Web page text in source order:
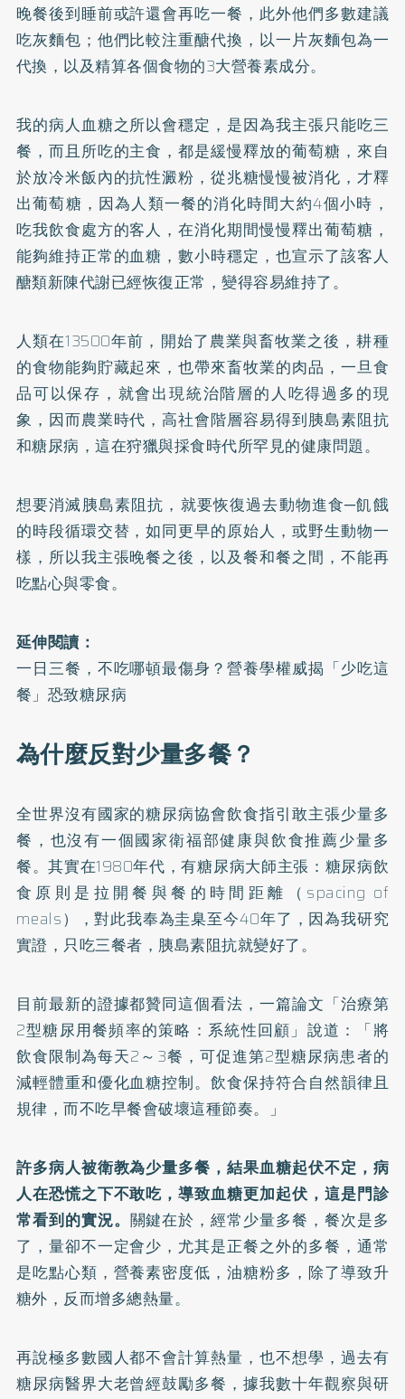
晚餐後到睡前或許還會再吃一餐，此外他們多數建議
吃灰麵包；他們比較注重醣代換，以一片灰麵包為一
代換，以及精算各個食物的3大營養素成分。
我的病人血糖之所以會穩定，是因為我主張只能吃三
餐，而且所吃的主食，都是緩慢釋放的葡萄糖，來自
於放冷米飯內的抗性澱粉，從兆糖慢慢被消化，才釋
出葡萄糖，因為人類一餐的消化時間大約4個小時，
吃我飲食處方的客人，在消化期間慢慢釋出葡萄糖，
能夠維持正常的血糖，數小時穩定，也宣示了該客人
醣類新陳代謝已經恢復正常，變得容易維持了。
人類在13500年前，開始了農業與畜牧業之後，耕種
的食物能夠貯藏起來，也帶來畜牧業的肉品，一旦食
品可以保存，就會出現統治階層的人吃得過多的現
象，因而農業時代，高社會階層容易得到胰島素阻抗
和糖尿病，這在狩獵與採食時代所罕見的健康問題。
想要消滅胰島素阻抗，就要恢復過去動物進食─飢餓
的時段循環交替，如同更早的原始人，或野生動物一
樣，所以我主張晚餐之後，以及餐和餐之間，不能再
吃點心與零食。
延伸閱讀：
一日三餐，不吃哪頓最傷身？營養學權威揭「少吃這
餐」恐致糖尿病
為什麼反對少量多餐？
全世界沒有國家的糖尿病協會飲食指引敢主張少量多
餐，也沒有一個國家衛福部健康與飲食推薦少量多
餐。其實在1980年代，有糖尿病大師主張：糖尿病飲
食原則是拉開餐與餐的時間距離（spacing of
meals），對此我奉為圭臬至今40年了，因為我研究
實證，只吃三餐者，胰島素阻抗就變好了。
目前最新的證據都贊同這個看法，一篇論文「治療第
2型糖尿用餐頻率的策略：系統性回顧 」說道：「將
飲食限制為每天2～3餐，可促進第2型糖尿病患者的
減輕體重和優化血糖控制。飲食保持符合自然韻律且
規律，而不吃早餐會破壞這種節奏。」
許多病人被衛教為少量多餐，結果血糖起伏不定，病
人在恐慌之下不敢吃，導致血糖更加起伏，這是門診
常看到的實況。 關鍵在於，經常少量多餐，餐次是多
了，量卻不一定會少，尤其是正餐之外的多餐，通常
是吃點心類，營養素密度低，油糖粉多，除了導致升
糖外，反而增多總熱量。
再說極多數國人都不會計算熱量，也不想學，過去有
糖尿病醫界大老曾經鼓勵多餐，據我數十年觀察與研